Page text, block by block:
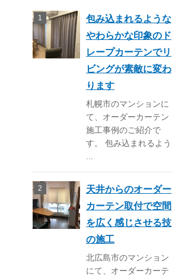
包み込まれるような
やわらかな印象のド
レープカーテンでリ
ビングが素敵に変わ
ります
札幌市のマンションに
て、オーダーカーテン
施工事例のご紹介で
す。 包み込まれるよう
天井からのオーダー
カーテン取付で空間
を広く感じさせる技
の施工
北広島市のマンション
にて、オーダーカーテ